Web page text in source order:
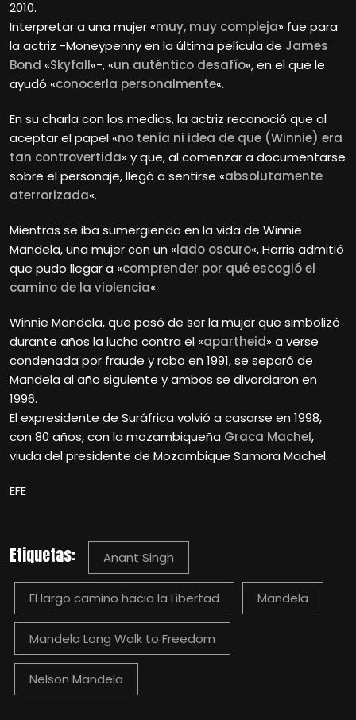
2010.
Interpretar a una mujer «muy, muy compleja» fue para
la actriz -Moneypenny en la última película de James
Bond «Skyfall«-, «un auténtico desafío«, en el que le
ayudó «conocerla personalmente«.
En su charla con los medios, la actriz reconoció que al
aceptar el papel «no tenía ni idea de que (Winnie) era
tan controvertida» y que, al comenzar a documentarse
sobre el personaje, llegó a sentirse «absolutamente
aterrorizada«.
Mientras se iba sumergiendo en la vida de Winnie
Mandela, una mujer con un «lado oscuro«, Harris admitió
que pudo llegar a «comprender por qué escogió el
camino de la violencia«.
Winnie Mandela, que pasó de ser la mujer que simbolizó
durante años la lucha contra el «apartheid» a verse
condenada por fraude y robo en 1991, se separó de
Mandela al año siguiente y ambos se divorciaron en
1996.
El expresidente de Suráfrica volvió a casarse en 1998,
con 80 años, con la mozambiqueña Graca Machel,
viuda del presidente de Mozambique Samora Machel.
EFE
Etiquetas: Anant Singh
El largo camino hacia la Libertad Mandela
Mandela Long Walk to Freedom
Nelson Mandela